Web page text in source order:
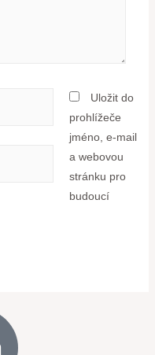
Uložit do
prohlížeče
jméno, e-mail
a webovou
stránku pro
budoucí